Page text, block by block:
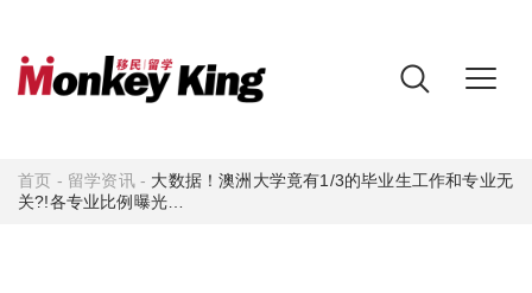
首页 - 留学资讯- 大数据！澳洲大学竟有1/3的毕业生工作和专业无
关?!各专业比例曝光…